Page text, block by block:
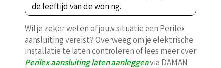
de leeftijd van de woning.
Wil je zeker weten of jouw situatie een Perilex
aansluiting vereist? Overweeg om je elektrische
installatie te laten controleren of lees meer over
Perilex aansluiting laten aanleggenvia DAMAN